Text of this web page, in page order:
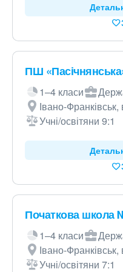
ПШ
1–4 класи
Івано-
Учні/освітяни 9:1
Початкова школа
1–4 класи
Івано-
Учні/освітяни 7:1